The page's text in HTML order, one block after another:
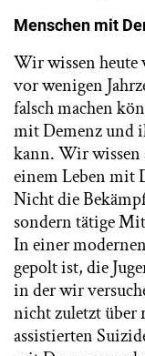
Menschen mit
Wir wissen heute
vor wenigen
falsch machen
mit Demenz und
kann. Wir wissen
einem Leben mit
Nicht die
sondern tätige
In einer
gepolt ist, die
in der wir
nicht zuletzt über
assistierten